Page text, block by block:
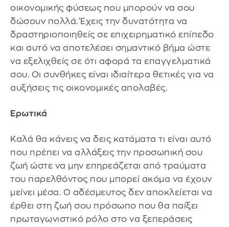
οικονομικής φύσεως που μπορούν να σου
δώσουν πολλά. Έχεις την δυνατότητα να
δραστηριοποιηθείς σε επιχειρηματικό επίπεδο
και αυτό να αποτελέσει σημαντικό βήμα ώστε
να εξελιχθείς σε ότι αφορά τα επαγγελματικά
σου. Οι συνθήκες είναι ιδιαίτερα θετικές για να
αυξήσεις τις οικονομικές απολαβές.
Ερωτικά
Καλά θα κάνεις να δεις κατάματα τι είναι αυτό
που πρέπει να αλλάξεις την προσωπική σου
ζωή ώστε να μην επηρεάζεται από τραύματα
του παρελθόντος που μπορεί ακόμα να έχουν
μείνει μέσα. Ο αδέσμευτος δεν αποκλείεται να
έρθει στη ζωή σου πρόσωπο που θα παίξει
πρωταγωνιστικό ρόλο στο να ξεπεράσεις